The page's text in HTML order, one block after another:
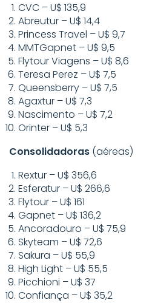
CVC – U$ 135,9
Abreutur – U$ 14,4
Princess Travel – U$ 9,7
MMTGapnet – U$ 9,5
Flytour Viagens – U$ 8,6
Teresa Perez – U$ 7,5
Queensberry – U$ 7,5
Agaxtur – U$ 7,3
Nascimento – U$ 7,2
Orinter – U$ 5,3
Consolidadoras (aéreas)
Rextur – U$ 356,6
Esferatur – U$ 266,6
Flytour – U$ 161
Gapnet – U$ 136,2
Ancoradouro – U$ 75,9
Skyteam – U$ 72,6
Sakura – U$ 55,9
High Light – U$ 55,5
Picchioni – U$ 37
Confiança – U$ 35,2